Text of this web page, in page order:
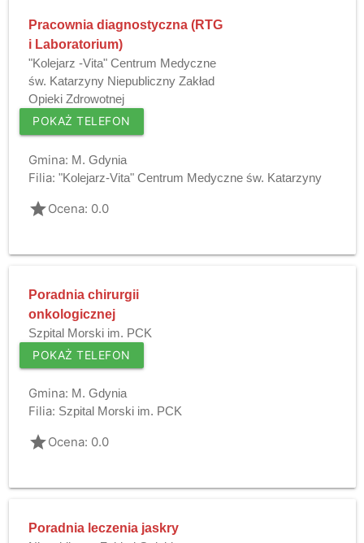
Pracownia diagnostyczna (RTG
i Laboratorium)
"Kolejarz -Vita" Centrum Medyczne
św. Katarzyny Niepubliczny Zakład
Opieki Zdrowotnej
POKAŻ TELEFON
Gmina: M. Gdynia
Filia: "Kolejarz-Vita" Centrum Medyczne św. Katarzyny
gradeOcena: 0.0
Poradnia chirurgii
onkologicznej
Szpital Morski im. PCK
POKAŻ TELEFON
Gmina: M. Gdynia
Filia: Szpital Morski im. PCK
gradeOcena: 0.0
Poradnia leczenia jaskry